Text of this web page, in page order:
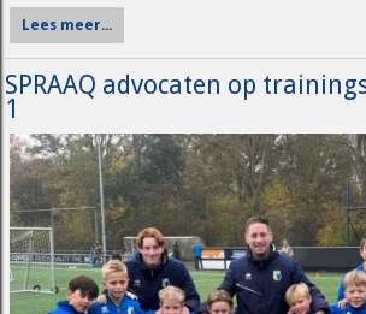
Lees meer...
SPRAAQ advocaten op
1